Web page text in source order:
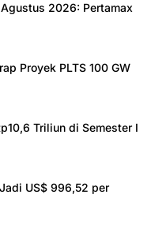
2026: Pertamax
Proyek PLTS 100 GW
Triliun di Semester I
US$ 996,52 per